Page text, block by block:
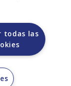
durante el
de la casa
todas las